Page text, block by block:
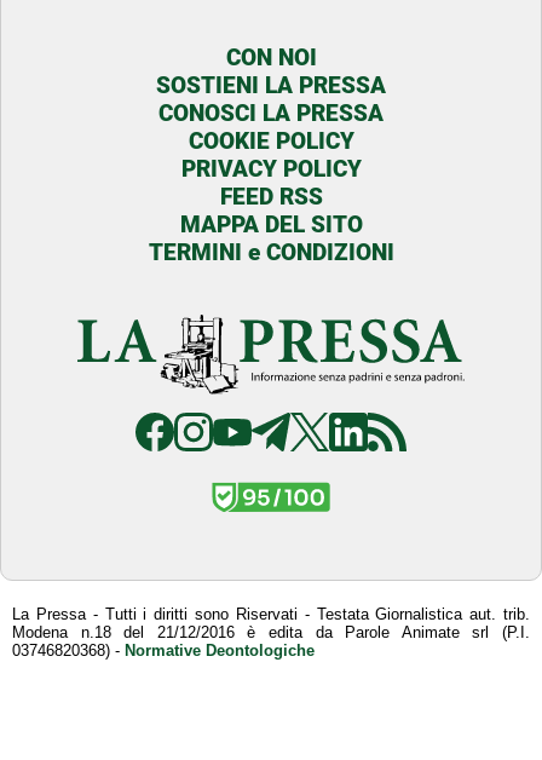
CON NOI
SOSTIENI LA PRESSA
CONOSCI LA PRESSA
COOKIE POLICY
PRIVACY POLICY
FEED RSS
MAPPA DEL SITO
TERMINI e CONDIZIONI
La Pressa - Tutti i diritti sono Riservati - Testata Giornalistica aut. trib.
Modena n.18 del 21/12/2016 è edita da Parole Animate srl (P.I.
03746820368) - Normative Deontologiche